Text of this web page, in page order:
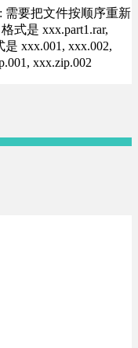
需要把文件按顺序重新
式是 xxx.part1.rar,
是 xxx.001, xxx.002,
xxx.zip.002